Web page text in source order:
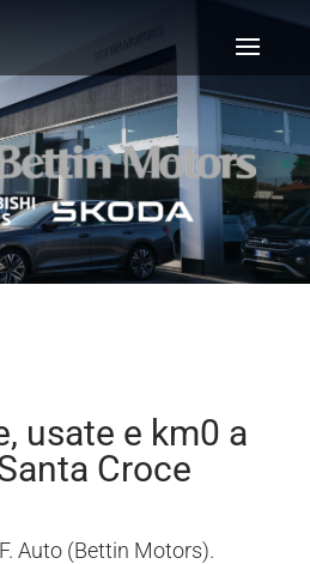
usate e km0 a
Croce
Auto (Bettin Motors).